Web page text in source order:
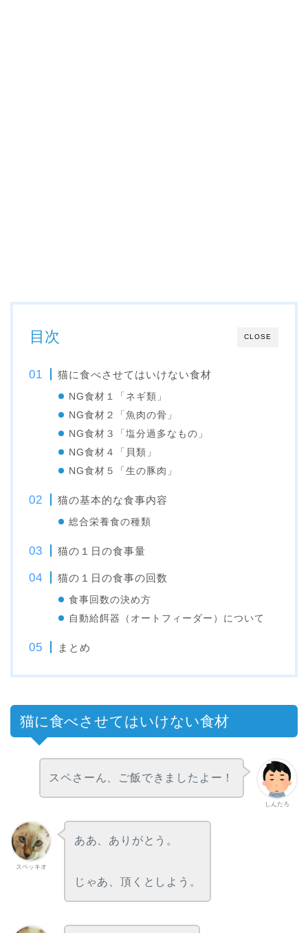
CLOSE
目次
猫に食べさせてはいけない食材
NG食材１「ネギ類」
NG食材２「魚肉の骨」
NG食材３「塩分過多なもの」
NG食材４「貝類」
NG食材５「生の豚肉」
猫の基本的な食事内容
総合栄養食の種類
猫の１日の食事量
猫の１日の食事の回数
食事回数の決め方
自動給餌器（オートフィーダー）について
まとめ
猫に食べさせてはいけない食材
しんたろ
スペさーん、ご飯できましたよー！
スペッキオ
ああ、ありがとう。
じゃあ、頂くとしよう。